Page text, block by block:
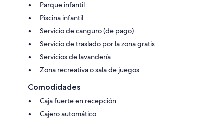
Parque infantil
Piscina infantil
Servicio de canguro (de pago)
Servicio de traslado por la zona gratis
Servicios de lavandería
Zona recreativa o sala de juegos
Comodidades
Caja fuerte en recepción
Cajero automático